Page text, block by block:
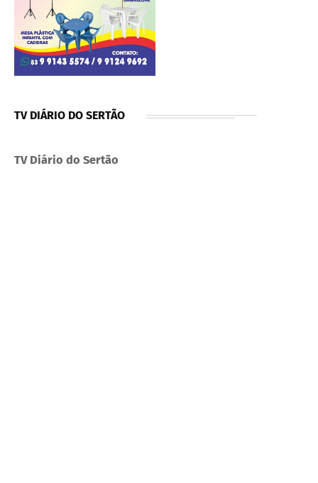
TV DIÁRIO DO SERTÃO
TV Diário do Sertão